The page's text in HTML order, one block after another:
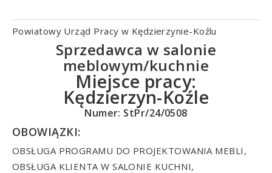
Powiatowy Urząd Pracy w Kędzierzynie-Koźlu
Sprzedawca w salonie
meblowym/kuchnie
Miejsce pracy:
Kędzierzyn-Koźle
Numer: StPr/24/0508
OBOWIĄZKI:
OBSŁUGA PROGRAMU DO PROJEKTOWANIA MEBLI,
OBSŁUGA KLIENTA W SALONIE KUCHNI,